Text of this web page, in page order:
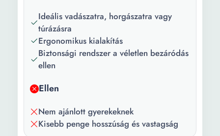
Szín:
Hosszúság:
29 cm
Vastagság:
Súly:
Ideális vadászatra, horgászatra vagy
túrázásra
Ergonomikus kialakítás
Biztonsági rendszer a véletlen bezáródás
ellen
Ellen
Nem ajánlott gyerekeknek
Kisebb penge hosszúság és vastagság